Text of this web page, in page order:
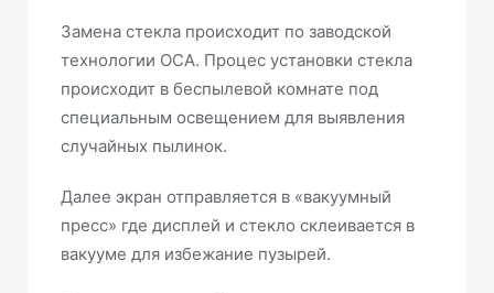
Замена стекла происходит по заводской
технологии OCA. Процес установки стекла
происходит в беспылевой комнате под
специальным освещением для выявления
случайных пылинок.
Далее экран отправляется в «вакуумный
пресс» где дисплей и стекло склеивается в
вакууме для избежание пузырей.